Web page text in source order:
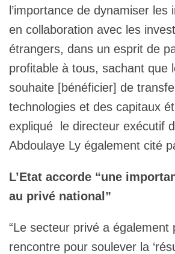
l’importance de dynamiser les
en collaboration avec les
étrangers, dans un esprit de
profitable à tous, sachant que
souhaite [bénéficier] de
technologies et des capitaux
expliqué le directeur exécutif
Abdoulaye Ly également cité
L’Etat accorde “une
au privé national”
“Le secteur privé a également
rencontre pour soulever la